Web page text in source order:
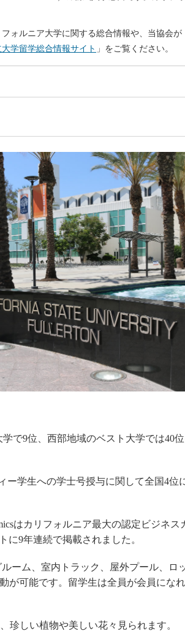
ォルニア大学に関する総合情報や、当協会が
学留学総合情報サイト 」をご覧ください。
で9位、西部地域のベスト大学では40
ー学生への学士号授与に関して全国4位
はカリフォルニア最大の認定ビジネス
に9年連続で掲載されました。
ーム、室内トラック、屋外プール、ロ
が可能です。留学生は全員が会員になれ
珍しい植物や美しい花々見られます。